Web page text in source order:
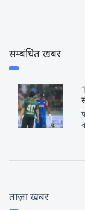
सम्बंधित खबर
ताज़ा खबर